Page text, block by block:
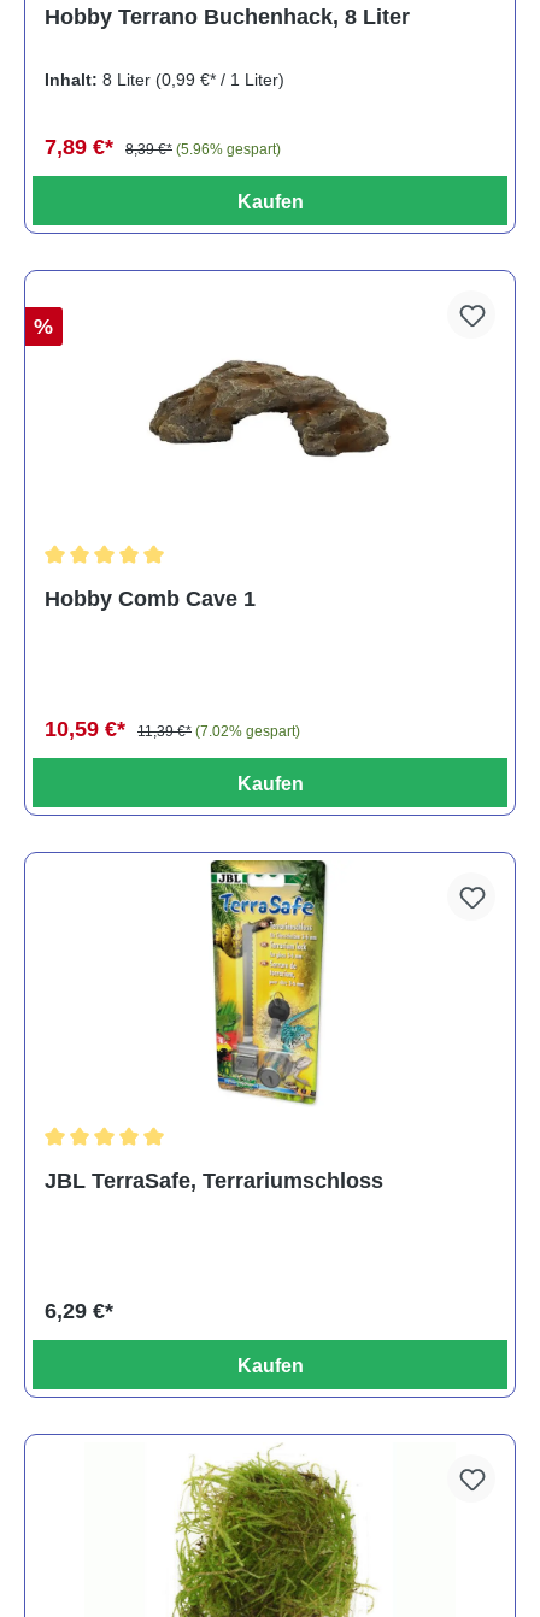
Hobby Terrano Buchenhack, 8 Liter
Inhalt: 8 Liter (0,99 €* / 1 Liter)
7,89 €* 8,39 €* (5.96% gespart)
Kaufen
%
Hobby Comb Cave 1
10,59 €* 11,39 €* (7.02% gespart)
Kaufen
JBL TerraSafe, Terrariumschloss
6,29 €*
Kaufen